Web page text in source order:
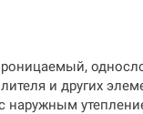
и других
наружным